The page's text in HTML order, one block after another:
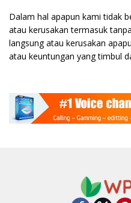
Dalam hal apapun kami tidak
atau kerusakan termasuk
langsung atau kerusakan
atau keuntungan yang timbul